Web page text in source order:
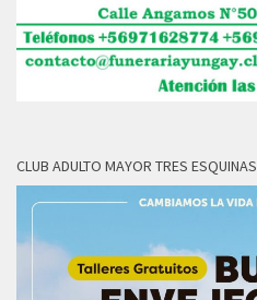
CLUB ADULTO MAYOR TRES ESQUINAS